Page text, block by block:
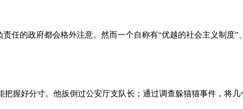
任的政府都会格外注意。然而一个自称有“优越的社会主义制度
握好分寸。他扳倒过公安厅支队长；通过调查躲猫猫事件，将